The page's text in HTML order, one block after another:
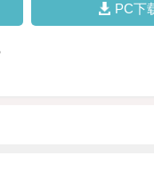
PC下